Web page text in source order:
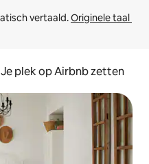
vertaald. Originele taal
Je plek op Airbnb zetten